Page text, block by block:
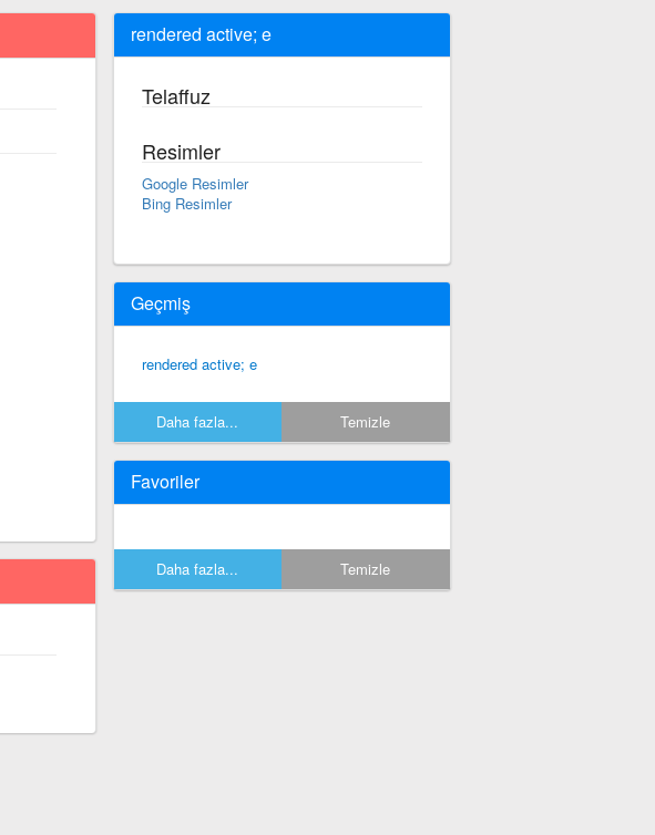
rendered active; e
Telaffuz
Resimler
Google Resimler
Bing Resimler
Geçmiş
rendered active; e
Daha fazla... Temizle
Favoriler
Daha fazla... Temizle